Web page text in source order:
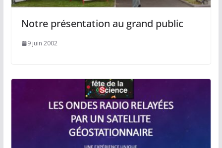
Notre présentation au grand public
9 juin 2002